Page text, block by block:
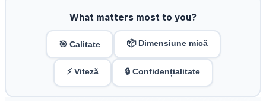
What matters most to you?
🎯 Calitate 📦 Dimensiune mică
⚡ Viteză 🔒 Confidențialitate